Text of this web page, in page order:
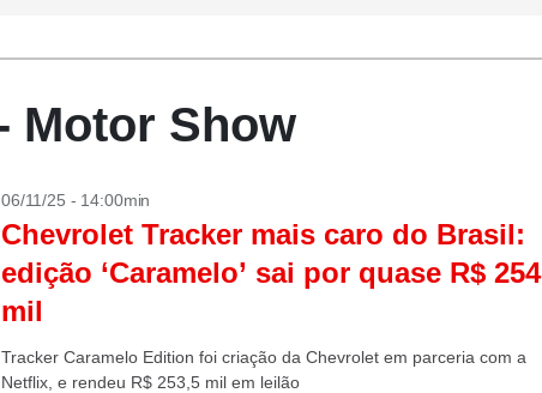
Motor Show
06/11/25 - 14:00min
Chevrolet Tracker mais caro do Brasil:
edição ‘Caramelo’ sai por quase R$ 254
mil
Tracker Caramelo Edition foi criação da Chevrolet em parceria com a
Netflix, e rendeu R$ 253,5 mil em leilão